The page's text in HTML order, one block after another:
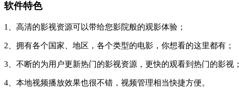
软件特色
1、高清的影视资源可以带给您影院般的观影体验；
2、拥有各个国家、地区，各个类型的电影，你想看的这里都有；
3、不断的为用户更新热门的影视资源，更快的观看到热门的影视；
4、本地视频播放效果也很不错，视频管理相当快捷方便。